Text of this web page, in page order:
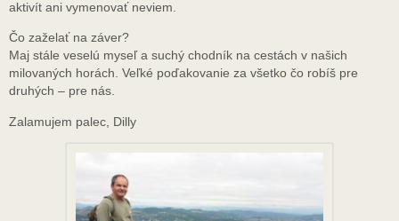
aktivít ani vymenovať neviem.
Čo zaželať na záver?
Maj stále veselú myseľ a suchý chodník na cestách v našich
milovaných horách. Veľké poďakovanie za všetko čo robíš pre
druhých – pre nás.
Zalamujem palec, Dilly